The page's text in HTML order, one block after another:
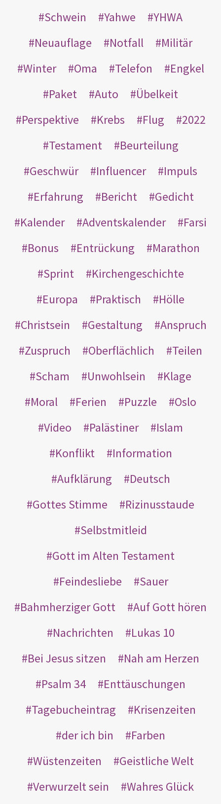
Schwein
Yahwe
YHWA
Neuauflage
Notfall
Militär
Winter
Oma Telefon
Engkel
Paket
Auto
Übelkeit
Perspektive
Krebs Flug
2022
Testament
Beurteilung
Geschwür
Influencer
Impuls
Erfahrung
Bericht
Gedicht
Kalender
Adventskalender
Farsi
Bonus
Entrückung
Marathon
Sprint
Kirchengeschichte
Europa
Praktisch
Hölle
Christsein
Gestaltung
Anspruch
Zuspruch
Oberflächlich
Teilen
Scham
Unwohlsein
Klage
Moral
Ferien Puzzle
Oslo
Video
Palästiner
Islam
Konflikt
Information
Aufklärung
Deutsch
Gottes Stimme
Rizinusstaude
Selbstmitleid
Gott im Alten Testament
Feindesliebe
Sauer
Bahmherziger Gott
Auf Gott hören
Nachrichten
Lukas 10
Bei Jesus sitzen
Nah am Herzen
Psalm 34
Enttäuschungen
Tagebucheintrag
Krisenzeiten
der ich bin
Farben
Wüstenzeiten
Geistliche Welt
Verwurzelt sein
Wahres Glück